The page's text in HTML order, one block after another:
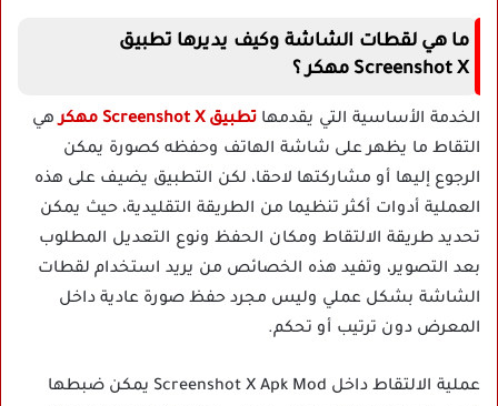
ما هي لقطات الشاشة وكيف يديرها تطبيق
Screenshot X مهكر ؟
الخدمة الأساسية التي يقدمها تطبيق Screenshot X مهكر
هي
التقاط ما يظهر على شاشة الهاتف وحفظه كصورة يمكن
الرجوع إليها أو مشاركتها لاحقا، لكن التطبيق يضيف على هذه
العملية أدوات أكثر تنظيما من الطريقة التقليدية، حيث يمكن
تحديد طريقة الالتقاط ومكان الحفظ ونوع التعديل المطلوب
بعد التصوير، وتفيد هذه الخصائص من يريد استخدام لقطات
الشاشة بشكل عملي وليس مجرد حفظ صورة عادية داخل
المعرض دون ترتيب أو تحكم.
عملية الالتقاط داخل Screenshot X Apk Mod يمكن ضبطها